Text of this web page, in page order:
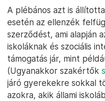
A plébános azt is
esetén az ellenzék
szerződést, ami alapján
iskoláknak és szociális
támogatás jár, mint
(Ugyanakkor szakértők
járó gyerekekre sokkal
azokra, akik állami